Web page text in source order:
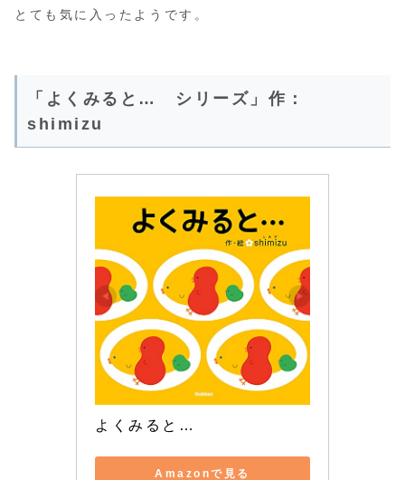
とても気に入ったようです。
「よくみると… シリーズ」作：
shimizu
よくみると…
Amazonで見る